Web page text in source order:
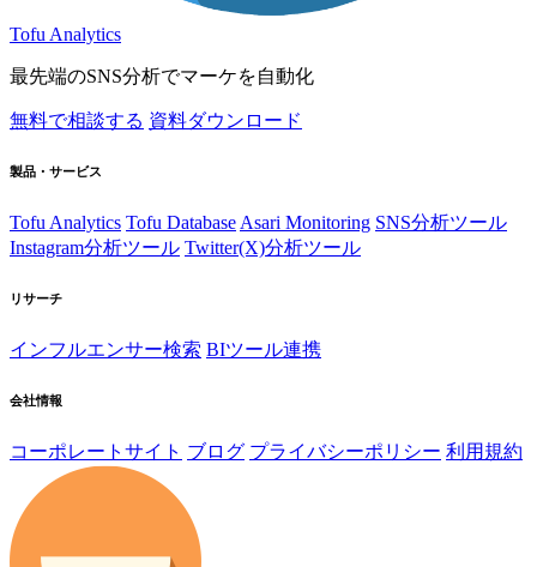
Tofu Analytics
最先端のSNS分析でマーケを自動化
無料で相談する 資料ダウンロード
製品・サービス
Tofu Analytics Tofu Database Asari Monitoring SNS分析ツール
Instagram分析ツール Twitter(X)分析ツール
リサーチ
インフルエンサー検索 BIツール連携
会社情報
コーポレートサイト ブログ プライバシーポリシー 利用規約